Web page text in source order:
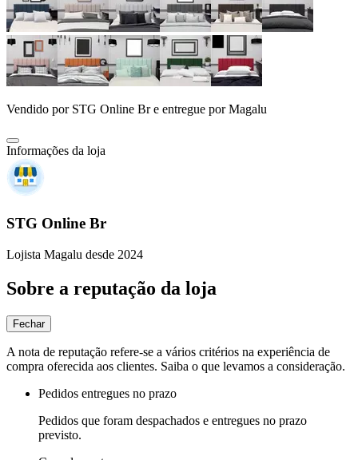
Vendido por STG Online Bre entregue por Magalu
Informações da loja
STG Online Br
Lojista Magalu desde 2024
Sobre a reputação da loja
Fechar
A nota de reputação refere-se a vários critérios na experiência de
compra oferecida aos clientes. Saiba o que levamos a consideração.
Pedidos entregues no prazo
Pedidos que foram despachados e entregues no prazo
previsto.